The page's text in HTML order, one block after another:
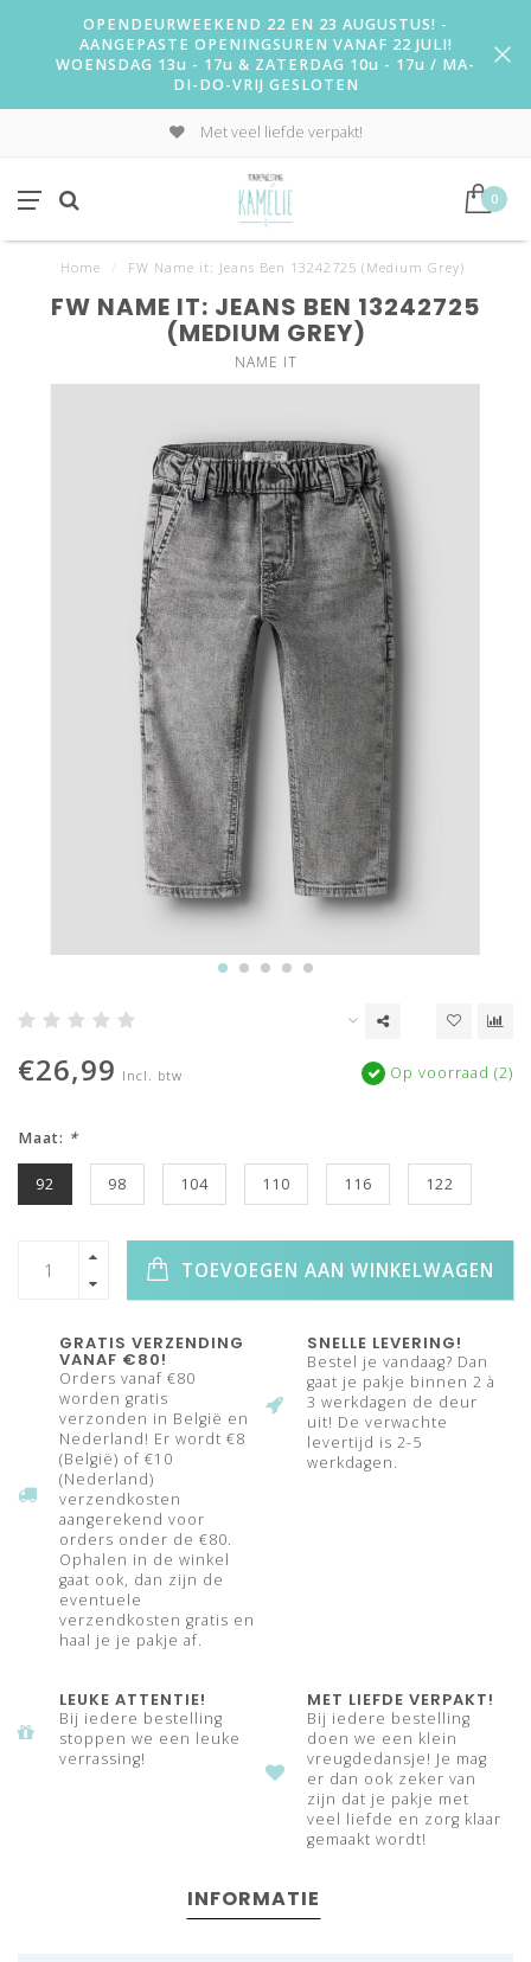
OPENDEURWEEKEND 22 EN 23 AUGUSTUS! -
AANGEPASTE OPENINGSUREN VANAF 22 JULI!
WOENSDAG 13u - 17u & ZATERDAG 10u - 17u / MA-
DI-DO-VRIJ GESLOTEN
Met veel liefde verpakt!
0
Home FW Name it: Jeans Ben 13242725 (Medium Grey)
FW NAME IT: JEANS BEN 13242725
(MEDIUM GREY)
NAME IT
€26,99 Incl. btw Op voorraad (2)
Maat: *
92 98 104 110 116 122
TOEVOEGEN AAN WINKELWAGEN
GRATIS VERZENDING
VANAF €80!
Orders vanaf €80
worden gratis
verzonden in België en
Nederland! Er wordt €8
(België) of €10
(Nederland)
verzendkosten
aangerekend voor
orders onder de €80.
Ophalen in de winkel
gaat ook, dan zijn de
eventuele
verzendkosten gratis en
haal je je pakje af.
SNELLE LEVERING!
Bestel je vandaag? Dan
gaat je pakje binnen 2 à
3 werkdagen de deur
uit! De verwachte
levertijd is 2-5
werkdagen.
LEUKE ATTENTIE!
Bij iedere bestelling
stoppen we een leuke
verrassing!
MET LIEFDE VERPAKT!
Bij iedere bestelling
doen we een klein
vreugdedansje! Je mag
er dan ook zeker van
zijn dat je pakje met
veel liefde en zorg klaar
gemaakt wordt!
INFORMATIE